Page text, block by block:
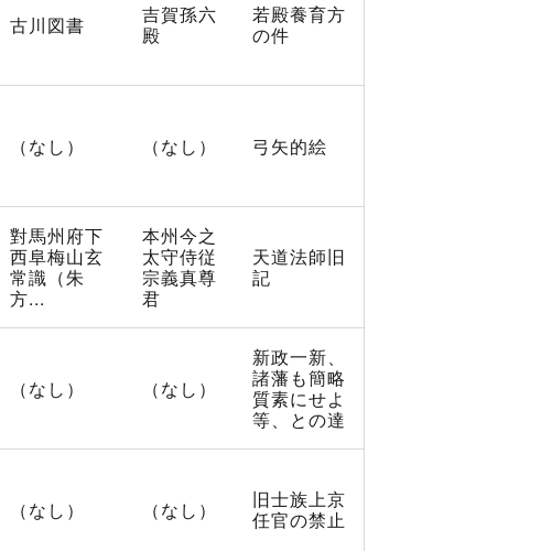
古川図書
吉賀孫六
殿
若殿養育方
の件
（なし） （なし） 弓矢的絵
對馬州府下
西阜梅山玄
常識（朱
方...
本州今之
太守侍従
宗義真尊
君
天道法師旧
記
（なし） （なし）
新政一新、
諸藩も簡略
質素にせよ
等、との達
（なし） （なし）
旧士族上京
任官の禁止